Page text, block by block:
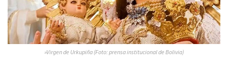
»Virgen de Urkupiña (Foto: prensa institucional de Bolivia)